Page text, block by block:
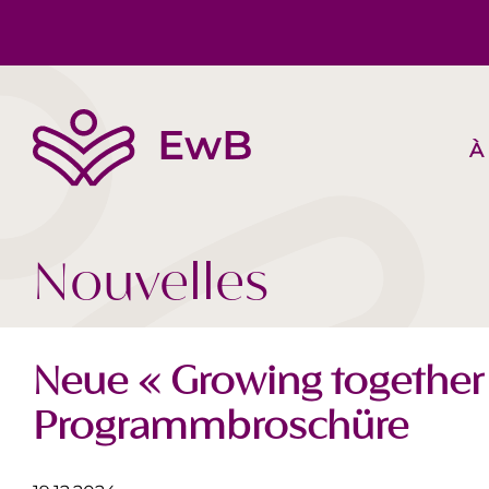
À
Nouvelles
Neue « Growing
Programmbroschüre